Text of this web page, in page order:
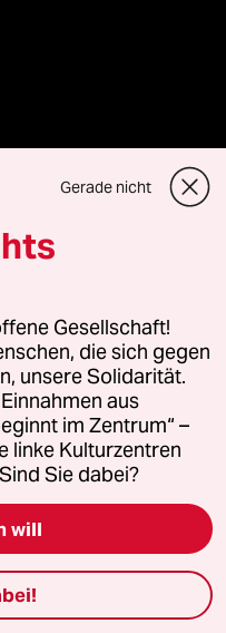
oder für Genehmigungen
Richtlinien
Impressum AGB
(Ads)
Gerade nicht
Gesellschaft!
die sich gegen
unsere Solidarität.
aus
im Zentrum“ –
linke Kulturzentren
Sie dabei?
will